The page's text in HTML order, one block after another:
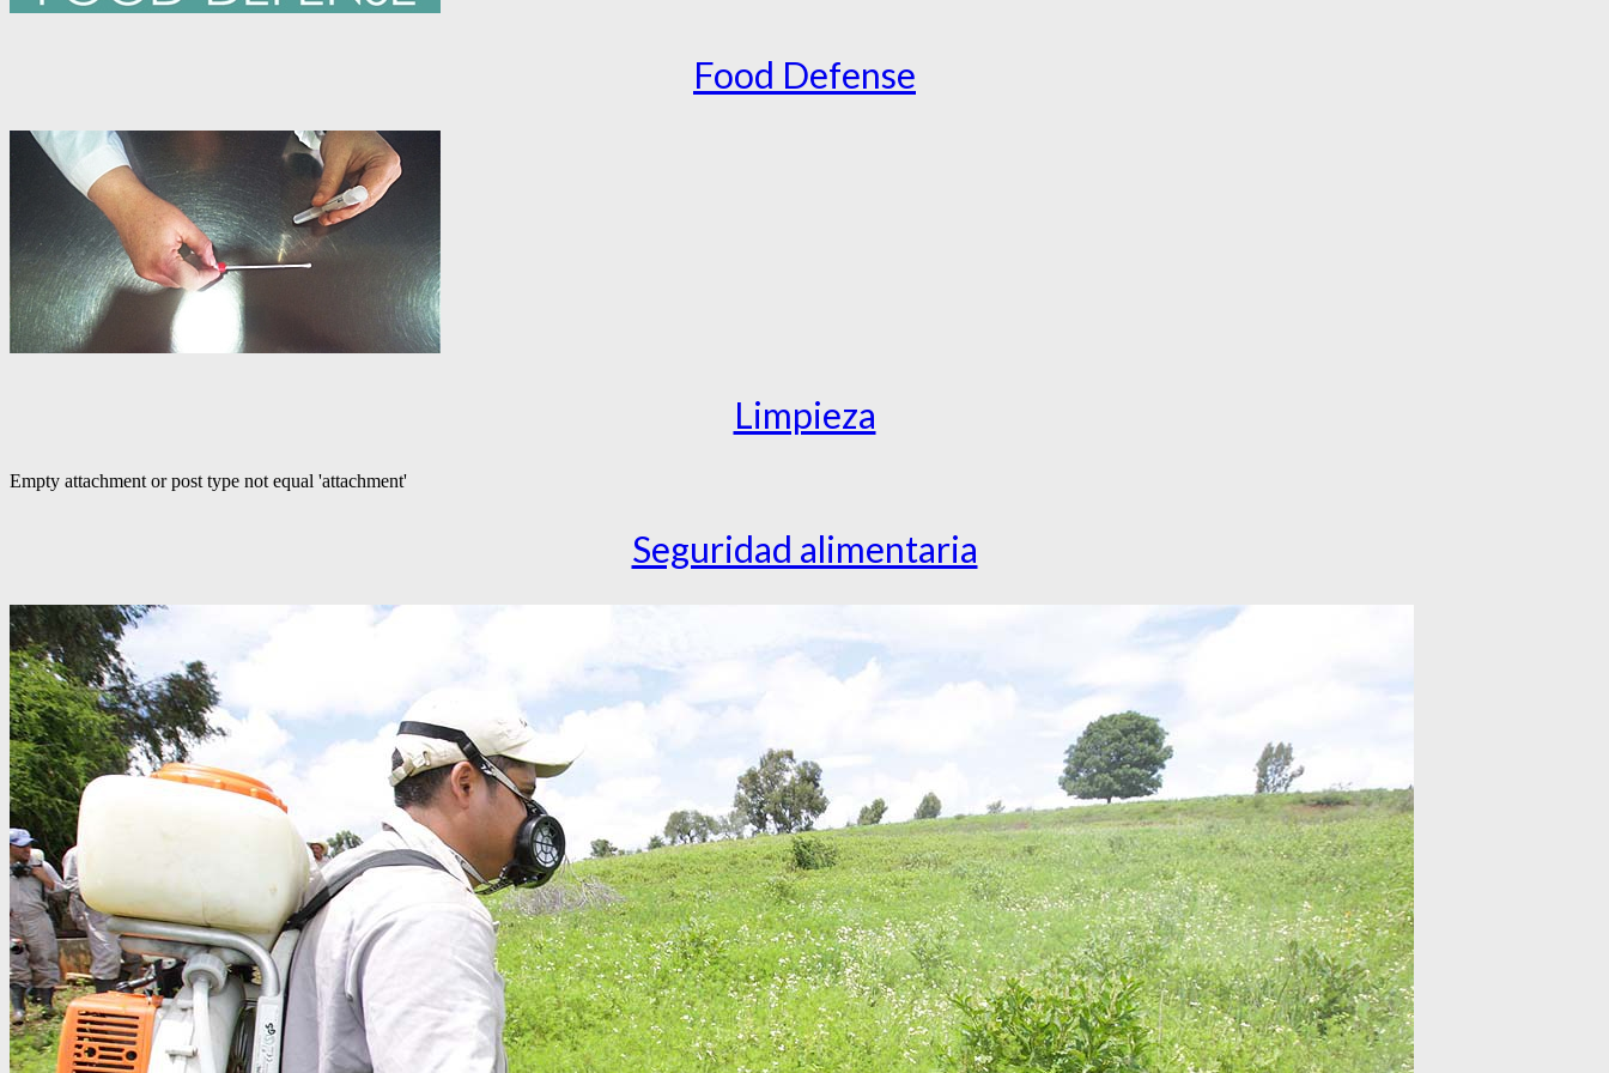
Food Defense
Limpieza
Empty attachment or post type not equal 'attachment'
Seguridad alimentaria